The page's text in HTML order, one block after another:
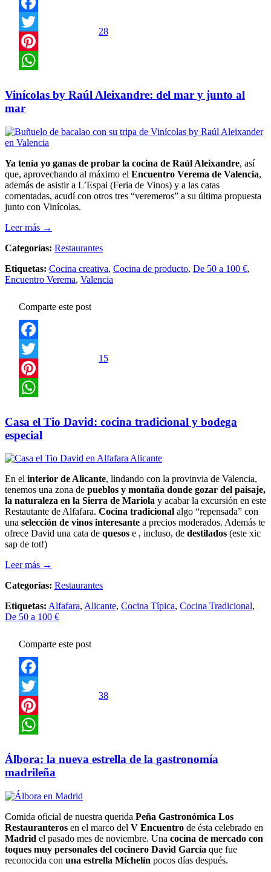
Facebook
Twitter
Pinterest
28
Vinícolas by Raúl Aleixandre: del mar y junto al
mar
Ya tenía yo ganas de probar la cocina de Raúl Aleixandre, así
que, aprovechando al máximo el Encuentro Verema de Valencia,
además de asistir a L’Espai (Feria de Vinos) y a las catas
comentadas, acudí con otros tres “veremeros” a su última propuesta
junto con Vinícolas.
Leer más →
Categorías: Restaurantes
Etiquetas: Cocina creativa, Cocina de producto, De 50 a 100 €,
Encuentro Verema, Valencia
Comparte este post
Facebook
Twitter
Pinterest
15
Casa el Tio David: cocina tradicional y bodega
especial
En el interior de Alicante, lindando con la provinvia de Valencia,
tenemos una zona de pueblos y montaña donde gozar del paisaje,
la naturaleza en la Sierra de Mariola y acabar la excursión en este
Restautante de Alfafara. Cocina tradicional algo “repensada” con
una selección de vinos interesante a precios moderados. Además te
ofrece David una cata de quesos e , incluso, de destilados (este xic
sap de tot!)
Leer más →
Categorías: Restaurantes
Etiquetas: Alfafara, Alicante, Cocina Típica, Cocina Tradicional,
De 50 a 100 €
Comparte este post
Facebook
Twitter
Pinterest
38
Álbora: la nueva estrella de la gastronomía
madrileña
Comida oficial de nuestra querida Peña Gastronómica Los
Restauranteros en el marco del V Encuentro de ésta celebrado en
Madrid el pasado mes de noviembre. Una cocina de mercado con
toques muy personales del cocinero David García que fue
reconocida con una estrella Michelín pocos días después.